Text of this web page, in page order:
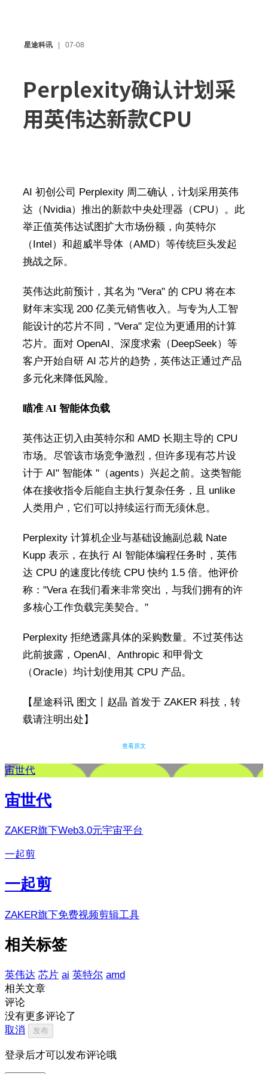
星途科讯 07-08
Perplexity确认计划采
用英伟达新款CPU
AI 初创公司 Perplexity 周二确认，计划采用英伟
达（Nvidia）推出的新款中央处理器（CPU）。此
举正值英伟达试图扩大市场份额，向英特尔
（Intel）和超威半导体（AMD）等传统巨头发起
挑战之际。
英伟达此前预计，其名为 "Vera" 的 CPU 将在本
财年末实现 200 亿美元销售收入。与专为人工智
能设计的芯片不同，"Vera" 定位为更通用的计算
芯片。面对 OpenAI、深度求索（DeepSeek）等
客户开始自研 AI 芯片的趋势，英伟达正通过产品
多元化来降低风险。
瞄准 AI 智能体负载
英伟达正切入由英特尔和 AMD 长期主导的 CPU
市场。尽管该市场竞争激烈，但许多现有芯片设
计于 AI" 智能体 "（agents）兴起之前。这类智能
体在接收指令后能自主执行复杂任务，且 unlike
人类用户，它们可以持续运行而无须休息。
Perplexity 计算机企业与基础设施副总裁 Nate
Kupp 表示，在执行 AI 智能体编程任务时，英伟
达 CPU 的速度比传统 CPU 快约 1.5 倍。他评价
称："Vera 在我们看来非常突出，与我们拥有的许
多核心工作负载完美契合。"
Perplexity 拒绝透露具体的采购数量。不过英伟达
此前披露，OpenAI、Anthropic 和甲骨文
（Oracle）均计划使用其 CPU 产品。
【星途科讯 图文丨赵晶 首发于 ZAKER 科技，转
载请注明出处】
查看原文
宙世代
宙世代
ZAKER旗下Web3.0元宇宙平台
一起剪
一起剪
ZAKER旗下免费视频剪辑工具
相关标签
英伟达 芯片 ai 英特尔 amd
相关文章
评论
没有更多评论了
取消
发布
登录后才可以发布评论哦